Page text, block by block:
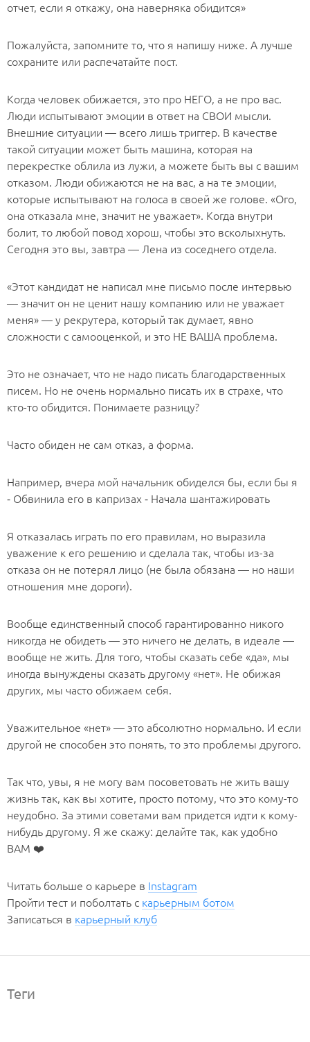
отчет, если я откажу, она наверняка обидится»
Пожалуйста, запомните то, что я напишу ниже. А лучше
сохраните или распечатайте пост.
Когда человек обижается, это про НЕГО, а не про вас.
Люди испытывают эмоции в ответ на СВОИ мысли.
Внешние ситуации — всего лишь триггер. В качестве
такой ситуации может быть машина, которая на
перекрестке облила из лужи, а можете быть вы с вашим
отказом. Люди обижаются не на вас, а на те эмоции,
которые испытывают на голоса в своей же голове. «Ого,
она отказала мне, значит не уважает». Когда внутри
болит, то любой повод хорош, чтобы это всколыхнуть.
Сегодня это вы, завтра — Лена из соседнего отдела.
«Этот кандидат не написал мне письмо после интервью
— значит он не ценит нашу компанию или не уважает
меня» — у рекрутера, который так думает, явно
сложности с самооценкой, и это НЕ ВАША проблема.
Это не означает, что не надо писать благодарственных
писем. Но не очень нормально писать их в страхе, что
кто-то обидится. Понимаете разницу?
Часто обиден не сам отказ, а форма.
Например, вчера мой начальник обиделся бы, если бы я
⁃ Обвинила его в капризах ⁃ Начала шантажировать
Я отказалась играть по его правилам, но выразила
уважение к его решению и сделала так, чтобы из-за
отказа он не потерял лицо (не была обязана — но наши
отношения мне дороги).
Вообще единственный способ гарантированно никого
никогда не обидеть — это ничего не делать, в идеале —
вообще не жить. Для того, чтобы сказать себе «да», мы
иногда вынуждены сказать другому «нет». Не обижая
других, мы часто обижаем себя.
Уважительное «нет» — это абсолютно нормально. И если
другой не способен это понять, то это проблемы другого.
Так что, увы, я не могу вам посоветовать не жить вашу
жизнь так, как вы хотите, просто потому, что это кому-то
неудобно. За этими советами вам придется идти к кому-
нибудь другому. Я же скажу: делайте так, как удобно
ВАМ ❤️
Читать больше о карьере в Instagram
Пройти тест и поболтать с карьерным ботом
Записаться в карьерный клуб
Теги